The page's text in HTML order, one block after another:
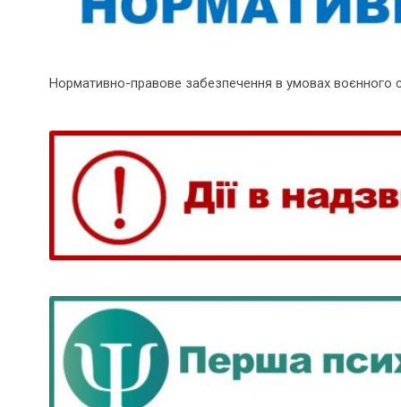
Нормативно-правове забезпечення в умовах воєнного